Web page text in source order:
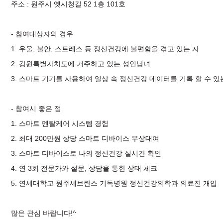
주소 : 원주시 옛시청길 52 1층 101호
- 참여대상자의 경우
1. 우울, 불안, 스트레스 등 정신건강에 불편함을 겪고 있는 자
2. 강원특별자치도에 거주하고 있는 성인남녀
3. 스마트 기기를 사용하여 일상 속 정신건강 데이터를 기록 할 수 있
- 참여시 좋은 점
1. 스마트 멘탈케어 시스템 경험
2. 최대 200만원 상당 스마트 디바이스 무상대여
3. 스마트 디바이스로 나의 정신건강 실시간 확인
4. 연 3회 전문가와 설문, 상담을 통한 상태 체크
5. 연세대학교 원주세브란스 기독병원 정신건강의학과 의료진 개입
많은 관심 바랍니다!^